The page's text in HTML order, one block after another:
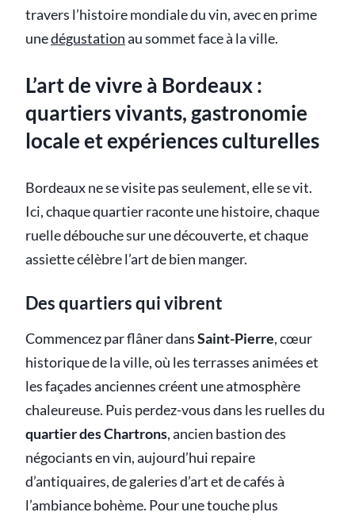
travers l’histoire mondiale du vin, avec en prime
unedégustationau sommet face à la ville.
L’art de vivre à Bordeaux :
quartiers vivants, gastronomie
locale et expériences culturelles
Bordeaux ne se visite pas seulement, elle se vit.
Ici, chaque quartier raconte une histoire, chaque
ruelle débouche sur une découverte, et chaque
assiette célèbre l’art de bien manger.
Des quartiers qui vibrent
Commencez par flâner dansSaint-Pierre, cœur
historique de la ville, où les terrasses animées et
les façades anciennes créent une atmosphère
chaleureuse. Puis perdez-vous dans les ruelles du
quartier des Chartrons, ancien bastion des
négociants en vin, aujourd’hui repaire
d’antiquaires, de galeries d’art et de cafés à
l’ambiance bohème. Pour une touche plus